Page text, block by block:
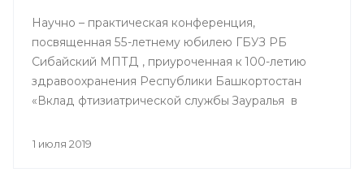
Научно – практическая конференция,
посвященная 55-летнему юбилею ГБУЗ РБ
Сибайский МПТД , приуроченная к 100-летию
здравоохранения Республики Башкортостан
«Вклад фтизиатрической службы Зауралья в
года в городе Сибай.
1 июля 2019